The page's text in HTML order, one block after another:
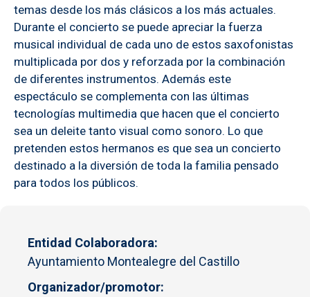
temas desde los más clásicos a los más actuales.
Durante el concierto se puede apreciar la fuerza
musical individual de cada uno de estos saxofonistas
multiplicada por dos y reforzada por la combinación
de diferentes instrumentos. Además este
espectáculo se complementa con las últimas
tecnologías multimedia que hacen que el concierto
sea un deleite tanto visual como sonoro. Lo que
pretenden estos hermanos es que sea un concierto
destinado a la diversión de toda la familia pensado
para todos los públicos.
Entidad Colaboradora
Ayuntamiento Montealegre del Castillo
Organizador/promotor